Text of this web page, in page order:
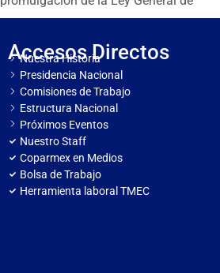
Accesos Directos
Nuestra Historia
Presidencia Nacional
Comisiones de Trabajo
Estructura Nacional
Próximos Eventos
Nuestro Staff
Coparmex en Medios
Bolsa de Trabajo
Herramienta laboral TMEC